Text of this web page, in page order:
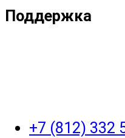
Поддержка
+7 (812) 332